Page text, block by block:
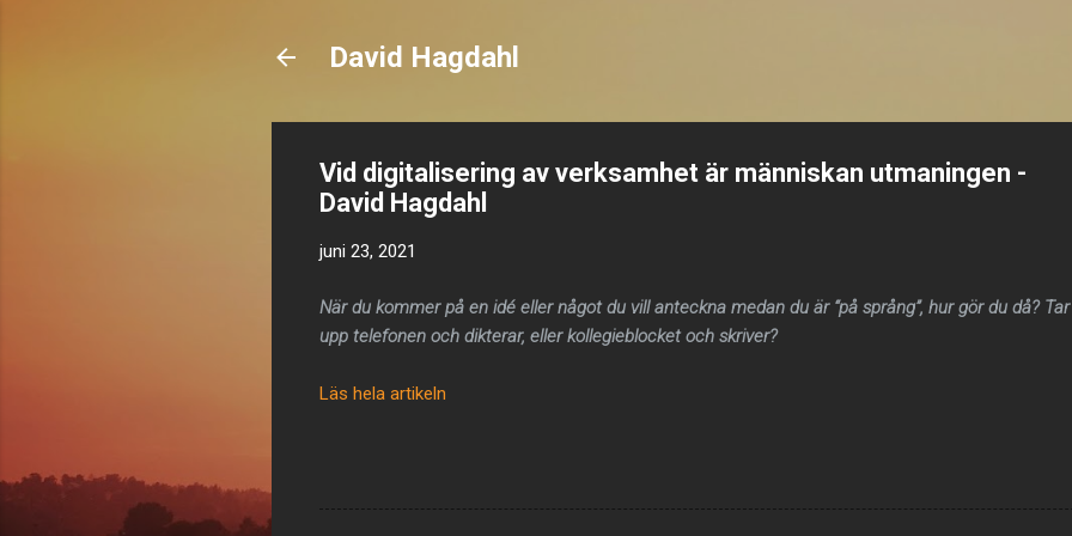
David Hagdahl
Vid digitalisering av verksamhet är människan utmaningen -
David Hagdahl
juni 23, 2021
När du kommer på en idé eller något du vill anteckna medan du är “på språng”, hur gör du då?
upp telefonen och dikterar, eller kollegieblocket och skriver?
Läs hela artikeln